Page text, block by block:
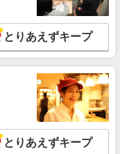
売スタッフ
円〜400,000円 経験者
円〜 ※試用期間中は
当：30,800円（月給に
追加で残業手当支給 ※月
用期間（2〜3ヶ月）も
東京都新宿区歌舞伎町1
線「新宿駅」より徒歩3
詳細を見る
とりあえずキープ
とりあえずキープ